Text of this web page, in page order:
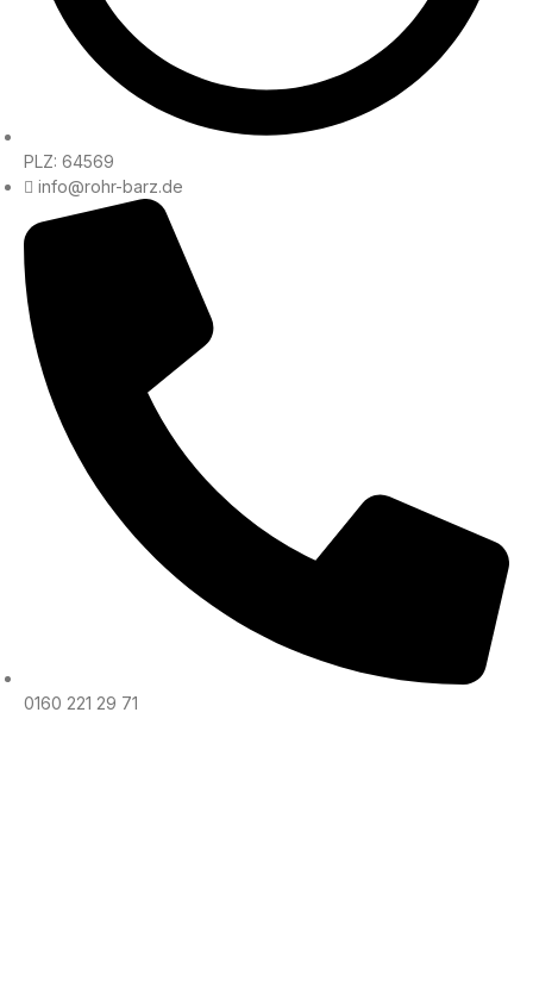
PLZ: 64569
info@rohr-barz.de
0160 221 29 71